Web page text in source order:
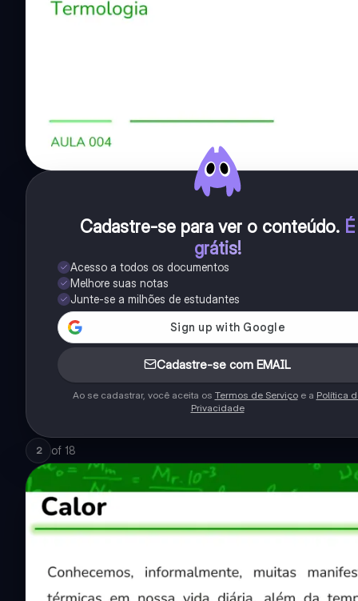
Cadastre-se para ver o conteúdo. É
grátis!
Acesso a todos os documentos
Melhore suas notas
Junte-se a milhões de estudantes
Cadastre-se com EMAIL
Ao se cadastrar, você aceita os Termos de Serviçoe a Política
Privacidade
2 of 18